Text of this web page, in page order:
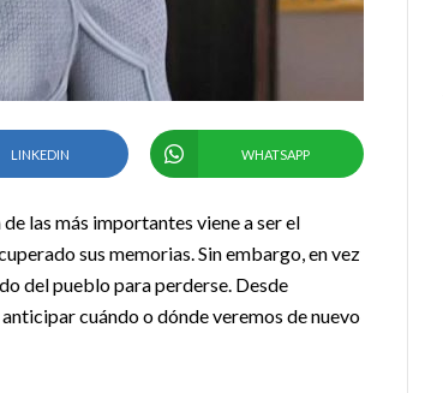
LINKEDIN WHATSAPP
las más importantes viene a ser el
sus memorias. Sin embargo, en vez
del pueblo para perderse. Desde
cuándo o dónde veremos de nuevo